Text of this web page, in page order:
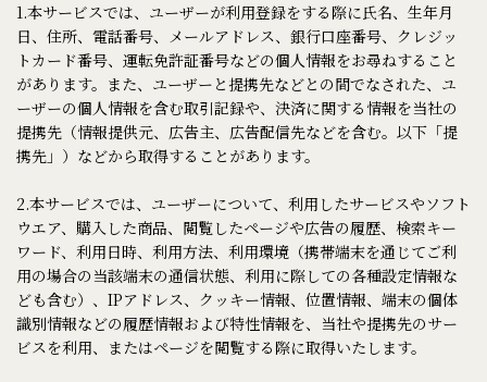
1.本サービスでは、ユーザーが利用登録をする際に氏名、生年月
日、住所、電話番号、メールアドレス、銀行口座番号、クレジッ
トカード番号、運転免許証番号などの個人情報をお尋ねすること
があります。また、ユーザーと提携先などとの間でなされた、ユ
ーザーの個人情報を含む取引記録や、決済に関する情報を当社の
提携先（情報提供元、広告主、広告配信先などを含む。以下「提
携先」）などから取得することがあります。
2.本サービスでは、ユーザーについて、利用したサービスやソフト
ウエア、購入した商品、閲覧したページや広告の履歴、検索キー
ワード、利用日時、利用方法、利用環境（携帯端末を通じてご利
用の場合の当該端末の通信状態、利用に際しての各種設定情報な
ども含む）、IPアドレス、クッキー情報、位置情報、端末の個体
識別情報などの履歴情報および特性情報を、当社や提携先のサー
ビスを利用、またはページを閲覧する際に取得いたします。